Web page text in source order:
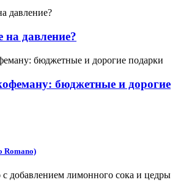
на давление?
бюджетные и дорогие
Romano)
добавлением лимонного сока и цедры